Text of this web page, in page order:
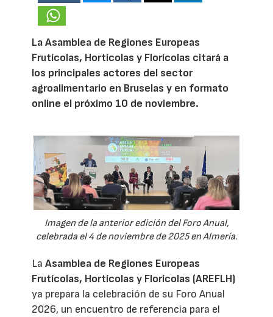
La Asamblea de Regiones Europeas
Frutícolas, Hortícolas y Florícolas citará a
los principales actores del sector
agroalimentario en Bruselas y en formato
online el próximo 10 de noviembre.
Imagen de la anterior edición del Foro Anual,
celebrada el 4 de noviembre de 2025 en Almería.
LaAsamblea de Regiones Europeas
Frutícolas, Hortícolas y Florícolas (AREFLH)
ya prepara la celebración de su Foro Anual
2026, un encuentro de referencia para el